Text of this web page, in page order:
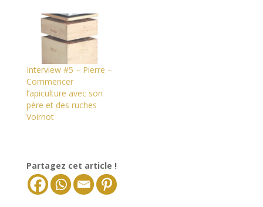
Interview #5 – Pierre –
Commencer
l’apiculture avec son
père et des ruches
Voirnot
Partagez cet article !